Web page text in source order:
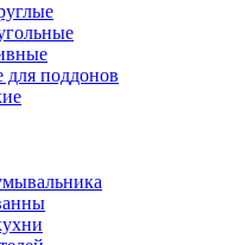
поддонов